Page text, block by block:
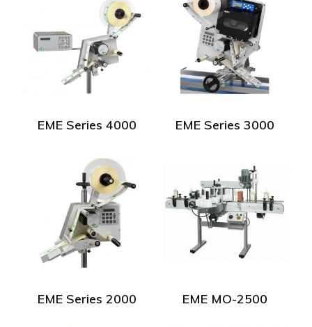
EME Series 4000 EME Series 3000
EME Series 2000 EME MO-2500